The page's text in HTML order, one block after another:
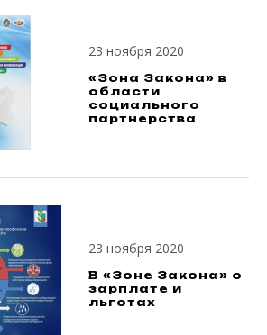
23 ноября 2020
«Зона Закона» в
области
социального
партнерства
23 ноября 2020
В «Зоне Закона» о
зарплате и
льготах